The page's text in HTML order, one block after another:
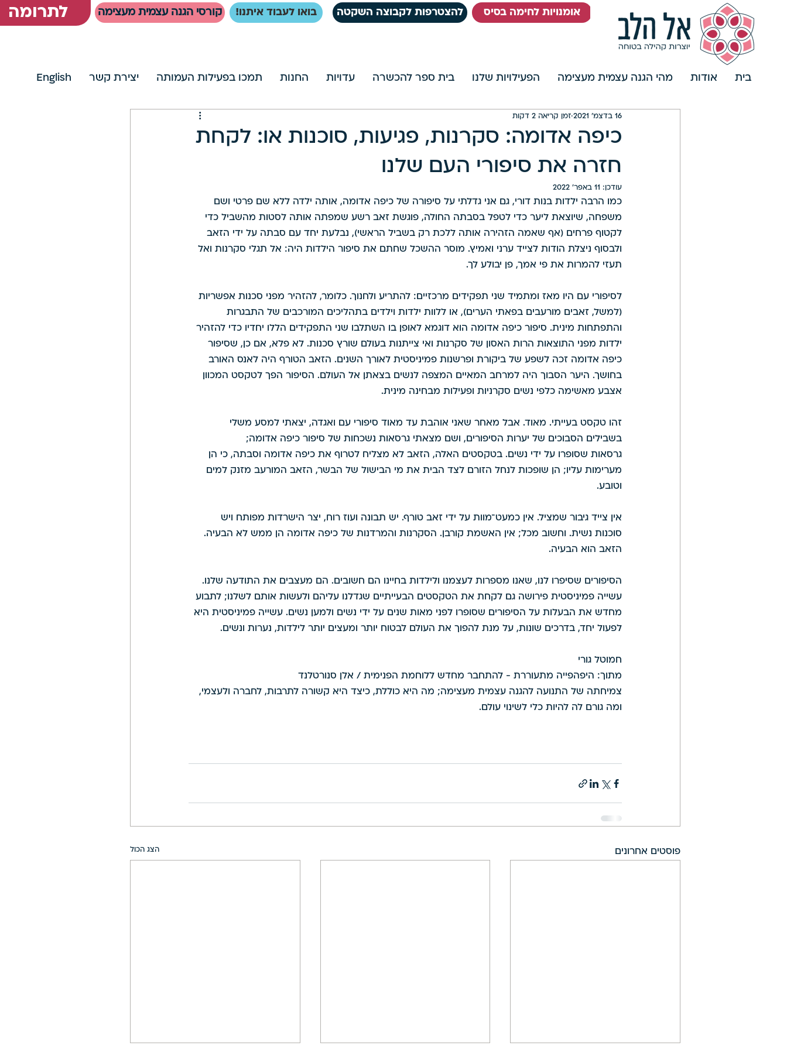
בית אודות מהי הגנה עצמית מעצימה הפעילויות שלנו בית ספר להכשרה עדויות החנות תמכו בפעילות העמותה יצירת קשר English
אומנויות לחימה בסיס להצטרפות לקבוצה השקטה בואו לעבוד איתנו! קורסי הגנה עצמית מעצימה לתרומה
כיפה אדומה: סקרנות, פגיעות, סוכנות או: לקחת
חזרה את סיפורי העם שלנו
16 בדצמ׳ 2021 זמן קריאה 2 דקות
עודכן: 11 באפר׳ 2022
כמו הרבה ילדות בנות דורי, גם אני גדלתי על סיפורה של כיפה אדומה, אותה ילדה ללא שם פרטי ושם
משפחה, שיוצאת ליער כדי לטפל בסבתה החולה, פוגשת זאב רשע שמפתה אותה לסטות מהשביל כדי
לקטוף פרחים (אף שאמה הזהירה אותה ללכת רק בשביל הראשי), נבלעת יחד עם סבתה על ידי הזאב
ולבסוף ניצלת הודות לצייד ערני ואמיץ. מוסר ההשכל שחתם את סיפור הילדות היה: אל תגלי סקרנות ואל
תעזי להמרות את פי אמך, פן יבולע לך.
לסיפורי עם היו מאז ומתמיד שני תפקידים מרכזיים: להתריע ולחנוך. כלומר, להזהיר מפני סכנות אפשריות
(למשל, זאבים מורעבים בפאתי הערים), או ללוות ילדות וילדים בתהליכים המורכבים של התבגרות
והתפתחות מינית. סיפור כיפה אדומה הוא דוגמא לאופן בו השתלבו שני התפקידים הללו יחדיו כדי להזהיר
ילדות מפני התוצאות הרות האסון של סקרנות ואי צייתנות בעולם שורץ סכנות. לא פלא, אם כן, שסיפור
כיפה אדומה זכה לשפע של ביקורת ופרשנות פמיניסטית לאורך השנים. הזאב הטורף היה לאנס האורב
בחושך. היער הסבוך היה למרחב המאיים המצפה לנשים בצאתן אל העולם. הסיפור הפך לטקסט המכוון
אצבע מאשימה כלפי נשים סקרניות ופעילות מבחינה מינית.
זהו טקסט בעייתי. מאוד. אבל מאחר שאני אוהבת עד מאוד סיפורי עם ואגדה, יצאתי למסע משלי
בשבילים הסבוכים של יערות הסיפורים, ושם מצאתי גרסאות נשכחות של סיפור כיפה אדומה;
גרסאות שסופרו על ידי נשים. בטקסטים האלה, הזאב לא מצליח לטרוף את כיפה אדומה וסבתה, כי הן
מערימות עליו; הן שופכות לנחל הזורם לצד הבית את מי הבישול של הבשר, הזאב המורעב מזנק למים
וטובע.
אין צייד גיבור שמציל. אין כמעט־מוות על ידי זאב טורף. יש תבונה ועוז רוח, יצר הישרדות מפותח ויש
סוכנות נשית. וחשוב מכל; אין האשמת קורבן. הסקרנות והמרדנות של כיפה אדומה הן ממש לא הבעיה.
הזאב הוא הבעיה.
הסיפורים שסיפרו לנו, שאנו מספרות לעצמנו ולילדות בחיינו הם חשובים. הם מעצבים את התודעה שלנו.
עשייה פמיניסטית פירושה גם לקחת את הטקסטים הבעייתיים שגדלנו עליהם ולעשות אותם לשלנו; לתבוע
מחדש את הבעלות על הסיפורים שסופרו לפני מאות שנים על ידי נשים ולמען נשים. עשייה פמיניסטית היא
לפעול יחד, בדרכים שונות, על מנת להפוך את העולם לבטוח יותר ומעצים יותר לילדות, נערות ונשים.
חמוטל גורי
מתוך: היפהפייה מתעוררת - להתחבר מחדש ללוחמת הפנימית / אלן סנורטלנד
צמיחתה של התנועה להגנה עצמית מעצימה; מה היא כוללת, כיצד היא קשורה לתרבות, לחברה ולעצמי,
ומה גורם לה להיות כלי לשינוי עולם.
פוסטים אחרונים הצג הכול